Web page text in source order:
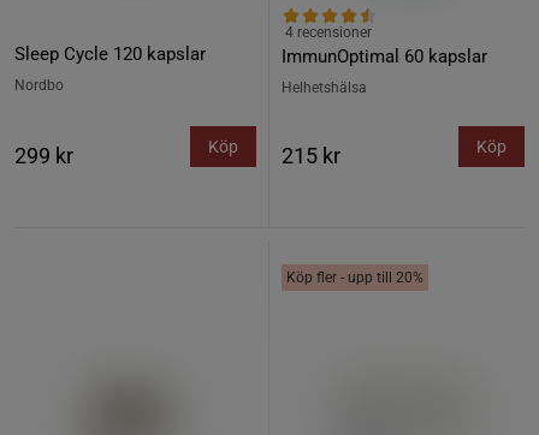
Sleep Cycle 120 kapslar
Nordbo
299 kr Köp
ImmunOptimal 60 kapslar
4 recensioner
Helhetshälsa
215 kr Köp
Köp fler - upp till 20%